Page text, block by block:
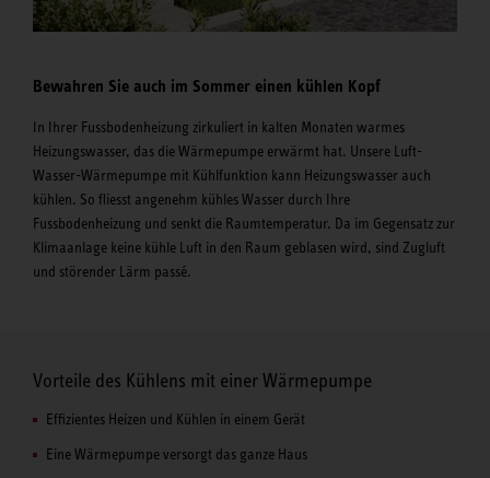
Bewahren Sie auch im Sommer einen kühlen Kopf
In Ihrer Fussbodenheizung zirkuliert in kalten Monaten warmes
Heizungswasser, das die Wärmepumpe erwärmt hat. Unsere Luft-
Wasser-Wärmepumpe mit Kühlfunktion kann Heizungswasser auch
kühlen. So fliesst angenehm kühles Wasser durch Ihre
Fussbodenheizung und senkt die Raumtemperatur. Da im Gegensatz zur
Klimaanlage keine kühle Luft in den Raum geblasen wird, sind Zugluft
und störender Lärm passé.
Vorteile des Kühlens mit einer Wärmepumpe
Effizientes Heizen und Kühlen in einem Gerät
Eine Wärmepumpe versorgt das ganze Haus